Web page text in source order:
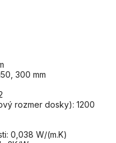
300 mm
rozmer dosky): 1200
0,038 W/(m.K)